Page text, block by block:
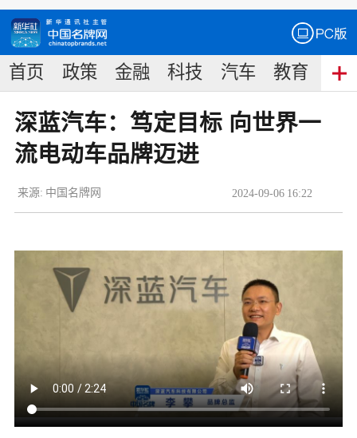
首页 政策 金融 科技 汽车 教育 食
深蓝汽车：笃定目标 向世界一
流电动车品牌迈进
2024-09-06 16:22
来源: 中国名牌网